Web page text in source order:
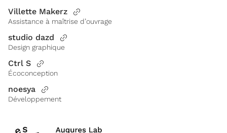
Villette Makerz
Assistance à maîtrise d’ouvrage
studio dazd
Design graphique
Ctrl S
Écoconception
noesya
Développement